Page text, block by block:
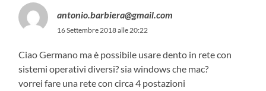
antonio.barbiera@gmail.com
16 Settembre 2018 alle 20:22
Ciao Germano ma è possibile usare dento in rete con
sistemi operativi diversi? sia windows che mac?
vorrei fare una rete con circa 4 postazioni